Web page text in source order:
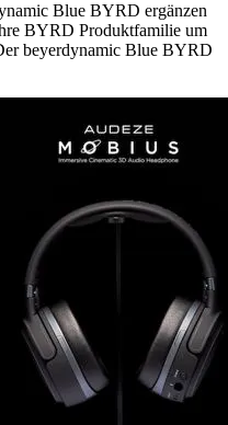
Blue BYRD ergänzen
BYRD Produktfamilie um
beyerdynamic Blue BYRD